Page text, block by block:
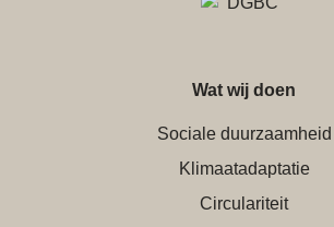
Wat wij doen
Sociale duurzaamheid
Klimaatadaptatie
Circulariteit